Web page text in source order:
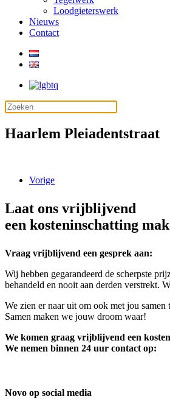
Loodgieterswerk
Nieuws
Contact
Haarlem Pleiadentstraat
Vorige
Laat ons vrijblijvend
een kosteninschatting
Vraag vrijblijvend een gesprek aan:
Wij hebben gegarandeerd de scherpste
behandeld en nooit aan derden verstrekt.
We zien er naar uit om ook met jou samen
Samen maken we jouw droom waar!
We komen graag vrijblijvend een
We nemen binnen 24 uur contact op:
Novo op social media